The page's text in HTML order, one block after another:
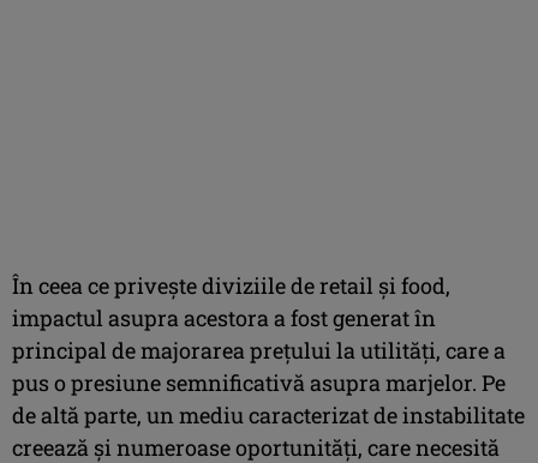
În ceea ce privește diviziile de retail și food,
impactul asupra acestora a fost generat în
principal de majorarea prețului la utilități, care a
pus o presiune semnificativă asupra marjelor. Pe
de altă parte, un mediu caracterizat de instabilitate
creează și numeroase oportunități, care necesită